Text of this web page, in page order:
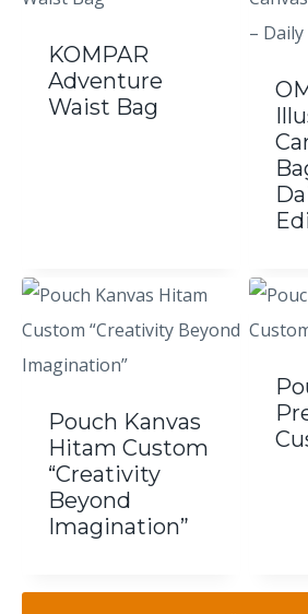
KOMPAR
Adventure
Waist Bag
Pouch Kanvas
Hitam Custom
“Creativity
Beyond
Imagination”